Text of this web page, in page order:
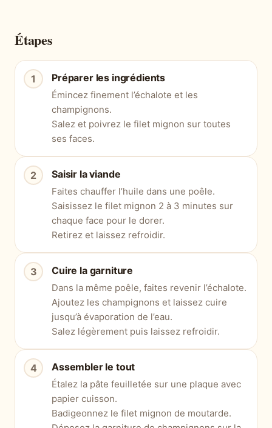
Étapes
Préparer les ingrédients
Émincez finement l’échalote et les
champignons.
Salez et poivrez le filet mignon sur toutes
ses faces.
Saisir la viande
Faites chauffer l’huile dans une poêle.
Saisissez le filet mignon 2 à 3 minutes sur
chaque face pour le dorer.
Retirez et laissez refroidir.
Cuire la garniture
Dans la même poêle, faites revenir l’échalote.
Ajoutez les champignons et laissez cuire
jusqu’à évaporation de l’eau.
Salez légèrement puis laissez refroidir.
Assembler le tout
Étalez la pâte feuilletée sur une plaque avec
papier cuisson.
Badigeonnez le filet mignon de moutarde.